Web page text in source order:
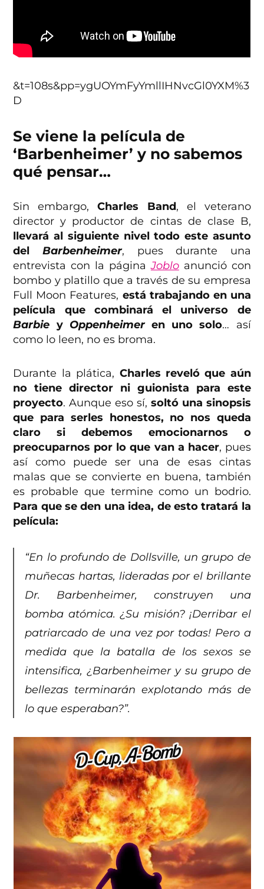
&t=108s&pp=ygUOYmFyYmllIHNvcGl0YXM%3
D
Se viene la película de
‘Barbenheimer’ y no sabemos
qué pensar…
Sin embargo,Charles Band, el veterano
director y productor de cintas de clase B,
llevará al siguiente nivel todo este asunto
del Barbenheimer, pues durante una
entrevista con la páginaJobloanunció con
bombo y platillo que a través de su empresa
Full Moon Features, está trabajando en una
película que combinará el universo de
Barbie y Oppenheimeren uno solo… así
como lo leen, no es broma.
Durante la plática, Charles reveló que aún
no tiene director ni guionista para este
proyecto. Aunque eso sí, soltó una sinopsis
que para serles honestos, no nos queda
claro si debemos emocionarnos o
preocuparnos por lo que van a hacer, pues
así como puede ser una de esas cintas
malas que se convierte en buena, también
es probable que termine como un bodrio.
Para que se den una idea, de esto tratará la
película:
“En lo profundo de Dollsville, un grupo de
muñecas hartas, lideradas por el brillante
Dr. Barbenheimer, construyen una
bomba atómica. ¿Su misión? ¡Derribar el
patriarcado de una vez por todas! Pero a
medida que la batalla de los sexos se
intensifica, ¿Barbenheimer y su grupo de
bellezas terminarán explotando más de
lo que esperaban?”.